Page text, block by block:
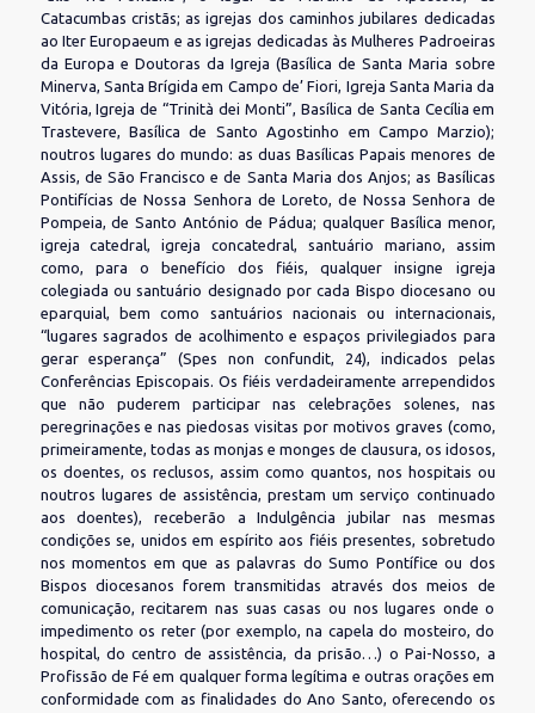
Catacumbas cristãs; as igrejas dos caminhos jubilares dedicadas
ao Iter Europaeum e as igrejas dedicadas às Mulheres Padroeiras
da Europa e Doutoras da Igreja (Basílica de Santa Maria sobre
Minerva, Santa Brígida em Campo de’ Fiori, Igreja Santa Maria da
Vitória, Igreja de “Trinità dei Monti”, Basílica de Santa Cecília em
Trastevere, Basílica de Santo Agostinho em Campo Marzio);
noutros lugares do mundo: as duas Basílicas Papais menores de
Assis, de São Francisco e de Santa Maria dos Anjos; as Basílicas
Pontifícias de Nossa Senhora de Loreto, de Nossa Senhora de
Pompeia, de Santo António de Pádua; qualquer Basílica menor,
igreja catedral, igreja concatedral, santuário mariano, assim
como, para o benefício dos fiéis, qualquer insigne igreja
colegiada ou santuário designado por cada Bispo diocesano ou
eparquial, bem como santuários nacionais ou internacionais,
“lugares sagrados de acolhimento e espaços privilegiados para
gerar esperança” (Spes non confundit, 24), indicados pelas
Conferências Episcopais. Os fiéis verdadeiramente arrependidos
que não puderem participar nas celebrações solenes, nas
peregrinações e nas piedosas visitas por motivos graves (como,
primeiramente, todas as monjas e monges de clausura, os idosos,
os doentes, os reclusos, assim como quantos, nos hospitais ou
noutros lugares de assistência, prestam um serviço continuado
aos doentes), receberão a Indulgência jubilar nas mesmas
condições se, unidos em espírito aos fiéis presentes, sobretudo
nos momentos em que as palavras do Sumo Pontífice ou dos
Bispos diocesanos forem transmitidas através dos meios de
comunicação, recitarem nas suas casas ou nos lugares onde o
impedimento os reter (por exemplo, na capela do mosteiro, do
hospital, do centro de assistência, da prisão…) o Pai-Nosso, a
Profissão de Fé em qualquer forma legítima e outras orações em
conformidade com as finalidades do Ano Santo, oferecendo os